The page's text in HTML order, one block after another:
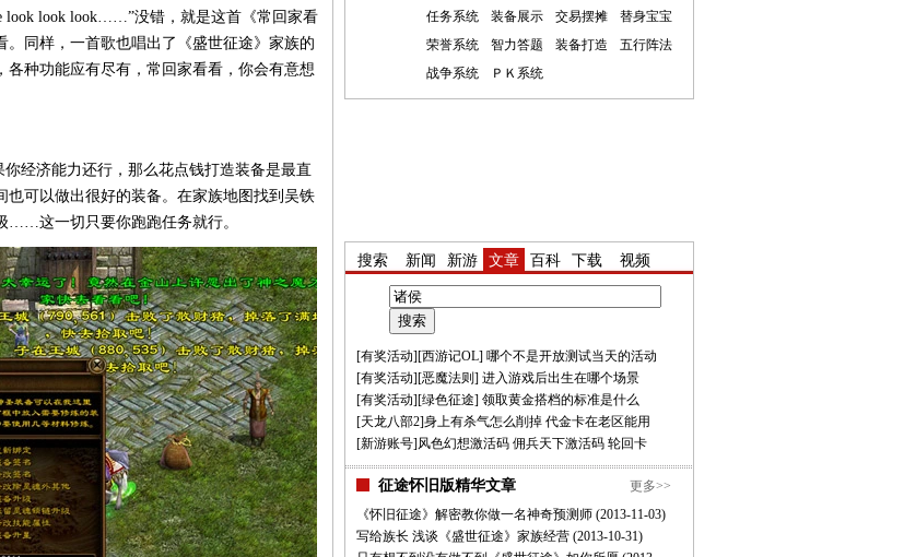
look look look……”没错，就是这首《常回家看
同样，一首歌也唱出了《盛世征途》家族的
种功能应有尽有，常回家看看，你会有意想
济能力还行，那么花点钱打造装备是最直
可以做出很好的装备。在家族地图找到吴铁
……这一切只要你跑跑任务就行。
任务系统
装备展示 交易摆摊
替身宝宝
荣誉系统
智力答题 装备打造
五行阵法
战争系统
ＰＫ系统
搜索 新闻 新游 文章 百科 下载 视频
[有奖活动][西游记OL] 哪个不是开放测试当天的活动
[有奖活动][恶魔法则 ] 进入游戏后出生在哪个场景
[有奖活动][绿色征途] 领取黄金搭档的标准是什么
[天龙八部2]身上有杀气怎么削掉 代金卡在老区能用
[新游账号]风色幻想激活码 佣兵天下激活码 轮回卡
更多>>
征途怀旧版精华文章
《怀旧征途》解密教你做一名神奇预测师 (2013-11-03)
写给族长 浅谈《盛世征途》家族经营 (2013-10-31)